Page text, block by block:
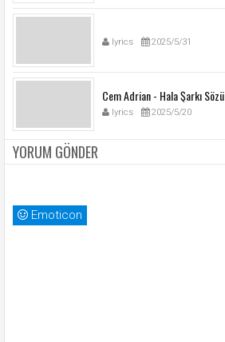
lyrics 2025/5/31
Cem Adrian - Hala Şarkı Sözü
lyrics 2025/5/20
YORUM GÖNDER
Emoticon